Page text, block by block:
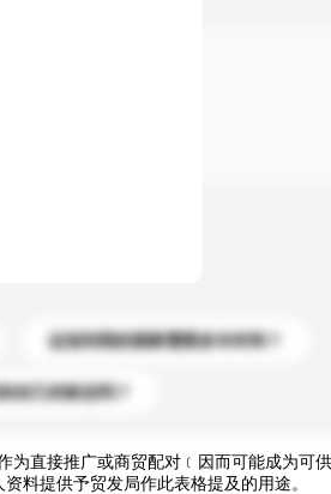
运送到我的国家需要多长时间？
自己的标志吗？
直接推广或商贸配对﹝因而可能成为可
料提供予贸发局作此表格提及的用途。